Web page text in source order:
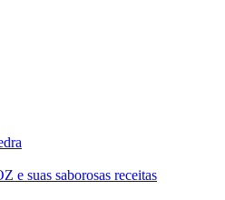
e suas saborosas receitas